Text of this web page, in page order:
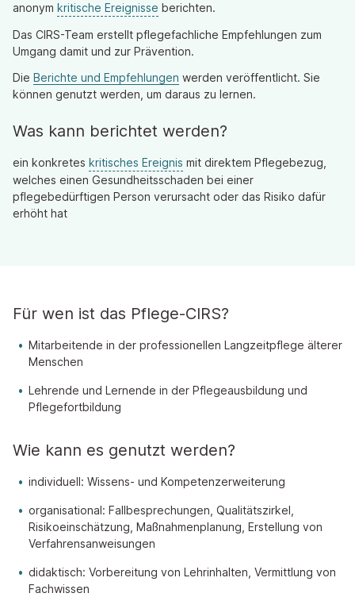
anonym kritische Ereignisse berichten.
Das CIRS-Team erstellt pflegefachliche Empfehlungen zum
Umgang damit und zur Prävention.
Die Berichte und Empfehlungen werden veröffentlicht. Sie
können genutzt werden, um daraus zu lernen.
Was kann berichtet werden?
ein konkretes kritisches Ereignis mit direktem Pflegebezug,
welches einen Gesundheitsschaden bei einer
pflegebedürftigen Person verursacht oder das Risiko dafür
erhöht hat
Für wen ist das Pflege-CIRS?
Mitarbeitende in der professionellen Langzeitpflege älterer
Menschen
Lehrende und Lernende in der Pflegeausbildung und
Pflegefortbildung
Wie kann es genutzt werden?
individuell: Wissens- und Kompetenzerweiterung
organisational: Fallbesprechungen, Qualitätszirkel,
Risikoeinschätzung, Maßnahmenplanung, Erstellung von
Verfahrensanweisungen
didaktisch: Vorbereitung von Lehrinhalten, Vermittlung von
Fachwissen